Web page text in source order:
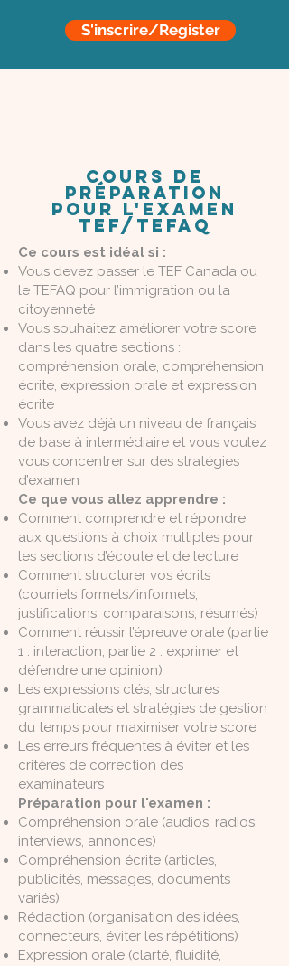
S'inscrire/Register
Cours De
Préparation
pour l'examen
tef/tefaq
Ce cours est idéal si :
Vous devez passer le TEF Canada ou
le TEFAQ pour l’immigration ou la
citoyenneté
Vous souhaitez améliorer votre score
dans les quatre sections :
compréhension orale, compréhension
écrite, expression orale et expression
écrite
Vous avez déjà un niveau de français
de base à intermédiaire et vous voulez
vous concentrer sur des stratégies
d’examen
Ce que vous allez apprendre :
Comment comprendre et répondre
aux questions à choix multiples pour
les sections d’écoute et de lecture
Comment structurer vos écrits
(courriels formels/informels,
justifications, comparaisons, résumés)
Comment réussir l’épreuve orale (partie
1 : interaction; partie 2 : exprimer et
défendre une opinion)
Les expressions clés, structures
grammaticales et stratégies de gestion
du temps pour maximiser votre score
Les erreurs fréquentes à éviter et les
critères de correction des
examinateurs
Préparation pour l'examen :
Compréhension orale (audios, radios,
interviews, annonces)
Compréhension écrite (articles,
publicités, messages, documents
variés)
Rédaction (organisation des idées,
connecteurs, éviter les répétitions)
Expression orale (clarté, fluidité,